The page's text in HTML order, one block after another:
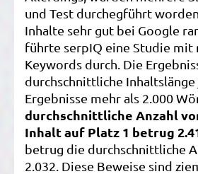
und Test durchegführt
Inhalte sehr gut bei Google
führte serpIQ eine Studie mit
Keywords durch. Die
durchschnittliche
Ergebnisse mehr als 2.000
durchschnittliche Anzahl
Inhalt auf Platz 1 betrug
betrug die durchschnittliche
2.032. Diese Beweise sind